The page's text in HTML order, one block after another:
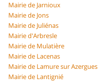
Mairie de Jarnioux
Mairie de Jons
Mairie de Juliénas
Mairie d'Arbresle
Mairie de Mulatière
Mairie de Lacenas
Mairie de Lamure sur Azergues
Mairie de Lantignié